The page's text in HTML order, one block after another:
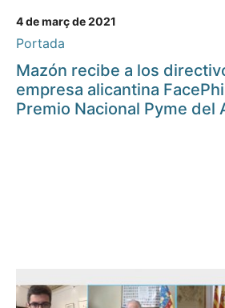
4 de març de 2021
Portada
Mazón recibe a los
empresa alicantina
Premio Nacional Pyme del